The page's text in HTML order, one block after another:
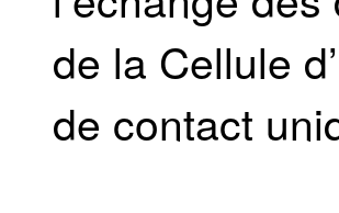
de la Cellule
de contact